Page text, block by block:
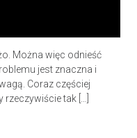
Można więc odnieść
jest znaczna i
Coraz częściej
tak […]